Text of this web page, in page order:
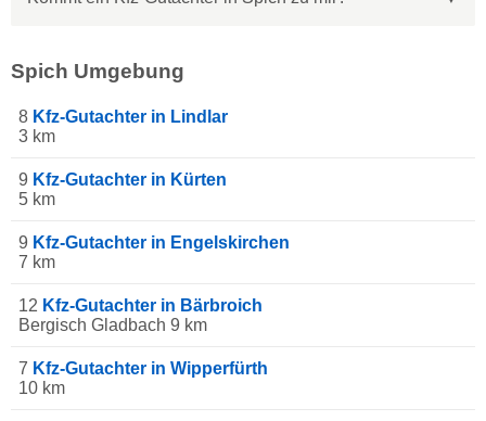
Spich Umgebung
8 Kfz-Gutachter in Lindlar
3 km
9 Kfz-Gutachter in Kürten
5 km
9 Kfz-Gutachter in Engelskirchen
7 km
12 Kfz-Gutachter in Bärbroich
Bergisch Gladbach 9 km
7 Kfz-Gutachter in Wipperfürth
10 km